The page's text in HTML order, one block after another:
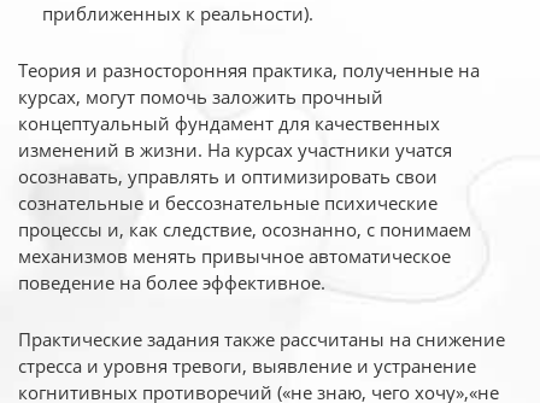
приближенных к реальности).
Теория и разносторонняя практика, полученные на
курсах, могут помочь заложить прочный
концептуальный фундамент для качественных
изменений в жизни. На курсах участники учатся
осознавать, управлять и оптимизировать свои
сознательные и бессознательные психические
процессы и, как следствие, осознанно, с понимаем
механизмов менять привычное автоматическое
поведение на более эффективное.
Практические задания также рассчитаны на снижение
стресса и уровня тревоги, выявление и устранение
когнитивных противоречий («не знаю, чего хочу»,«не